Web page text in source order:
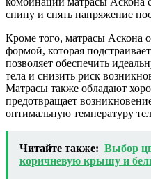
спину и снять напряжение
Кроме того, матрасы Аскона
формой, которая
позволяет обеспечить
тела и снизить риск
Матрасы также обладают
предотвращает
оптимальную температуру
Читайте также: Выбор
коричневую крышу и